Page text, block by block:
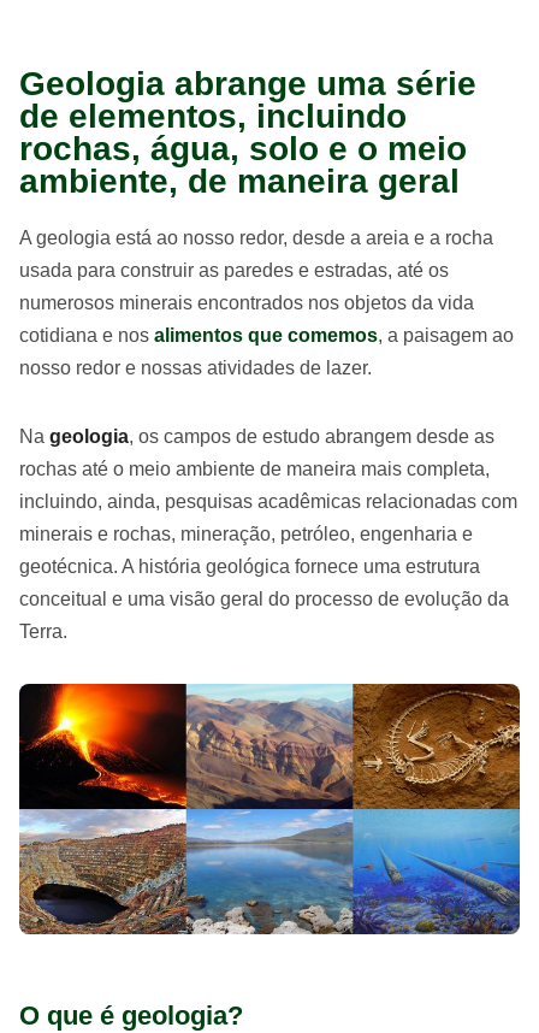
Geologia abrange uma série
de elementos, incluindo
rochas, água, solo e o meio
ambiente, de maneira geral
A geologia está ao nosso redor, desde a areia e a rocha
usada para construir as paredes e estradas, até os
numerosos minerais encontrados nos objetos da vida
cotidiana e nos alimentos que comemos, a paisagem ao
nosso redor e nossas atividades de lazer.
Na geologia, os campos de estudo abrangem desde as
rochas até o meio ambiente de maneira mais completa,
incluindo, ainda, pesquisas acadêmicas relacionadas com
minerais e rochas, mineração, petróleo, engenharia e
geotécnica. A história geológica fornece uma estrutura
conceitual e uma visão geral do processo de evolução da
Terra.
O que é geologia?